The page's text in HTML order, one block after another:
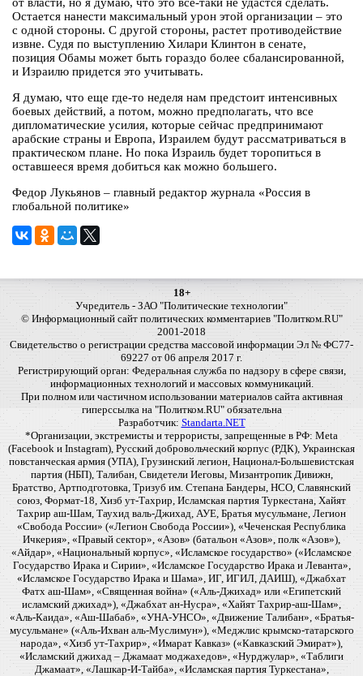
Остается нанести максимальный урон этой организации – это
с одной стороны. С другой стороны, растет противодействие
извне. Судя по выступлению Хилари Клинтон в сенате,
позиция Обамы может быть гораздо более сбалансированной,
и Израилю придется это учитывать.
Я думаю, что еще где-то неделя нам предстоит интенсивных
боевых действий, а потом, можно предполагать, что все
дипломатические усилия, которые сейчас предпринимают
арабские страны и Европа, Израилем будут рассматриваться в
практическом плане. Но пока Израиль будет торопиться в
оставшееся время добиться как можно большего.
Федор Лукьянов – главный редактор журнала «Россия в
глобальной политике»
18+
Учредитель - ЗАО "Политические технологии"
© Информационный сайт политических комментариев "Политком.RU"
2001-2018
Свидетельство о регистрации средства массовой информации Эл № ФС77-
69227 от 06 апреля 2017 г.
Регистрирующий орган: Федеральная служба по надзору в сфере связи,
информационных технологий и массовых коммуникаций.
При полном или частичном использовании материалов сайта активная
гиперссылка на "Политком.RU" обязательна
Разработчик: Standarta.NET
*Организации, экстремисты и террористы, запрещенные в РФ: Meta
(Facebook и Instagram), Русский добровольческий корпус (РДК), Украинская
повстанческая армия (УПА), Грузинский легион, Национал-Большевистская
партия (НБП), Талибан, Свидетели Иеговы, Мизантропик Дивижн,
Братство, Артподготовка, Тризуб им. Степана Бандеры, НСО, Славянский
союз, Формат-18, Хизб ут-Тахрир, Исламская партия Туркестана, Хайят
Тахрир аш-Шам, Таухид валь-Джихад, АУЕ, Братья мусульмане, Легион
«Свобода России» («Легион Свобода России»), «Чеченская Республика
Ичкерия», «Правый сектор», «Азов» (батальон «Азов», полк «Азов»),
«Айдар», «Национальный корпус», «Исламское государство» («Исламское
Государство Ирака и Сирии», «Исламское Государство Ирака и Леванта»,
«Исламское Государство Ирака и Шама», ИГ, ИГИЛ, ДАИШ), «Джабхат
Фатх аш-Шам», «Священная война» («Аль-Джихад» или «Египетский
исламский джихад»), «Джабхат ан-Нусра», «Хайят Тахрир-аш-Шам»,
«Аль-Каида», «Аш-Шабаб», «УНА-УНСО», «Движение Талибан», «Братья-
мусульмане» («Аль-Ихван аль-Муслимун»), «Меджлис крымско-татарского
народа», «Хизб ут-Тахрир», «Имарат Кавказ» («Кавказский Эмират»),
«Исламский джихад – Джамаат моджахедов», «Нурджулар», «Таблиги
Джамаат», «Лашкар-И-Тайба», «Исламская партия Туркестана»,